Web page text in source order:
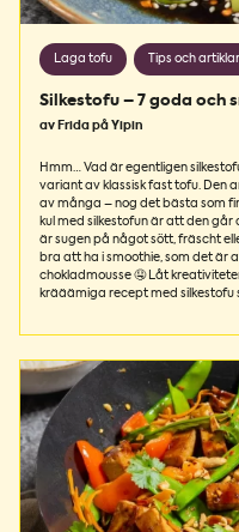
Laga tofu Tips och artiklar
Silkestofu – 7 goda och
av Frida på Yipin
Hmm… Vad är egentligen
variant av klassisk fast tofu. Den
av många – nog det bästa som
kul med silkestofun är att den
är sugen på något sött, fräscht
bra att ha i smoothie, som det är
chokladmousse 🤤 Låt
krääämiga recept med silkestofu